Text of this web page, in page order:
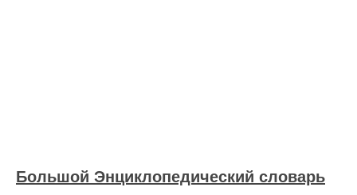
Большой Энциклопедический словарь